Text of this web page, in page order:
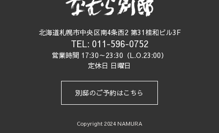
北海道札幌市中央区南4条西2 第31桂和ビル3F
TEL: 011-596-0752
営業時間 17:30～23:30（L.O.23:00）
定休日 ​日曜日
別邸のご予約はこちら
Copyright 2024 NAMURA